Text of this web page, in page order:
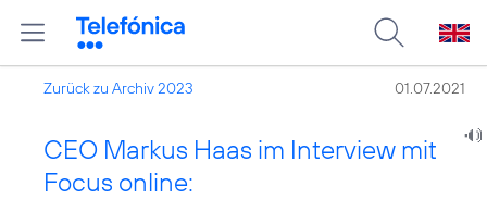
Zurück zu Archiv 2023 01.07.2021
CEO Markus Haas im Interview mit
Focus online: